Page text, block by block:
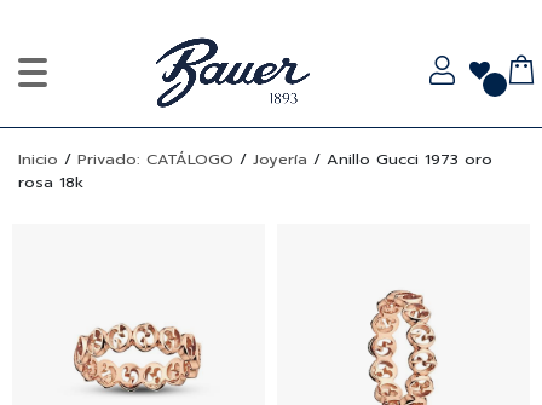
Inicio / Privado: CATÁLOGO / Joyería / Anillo Gucci 1973 oro
rosa 18k